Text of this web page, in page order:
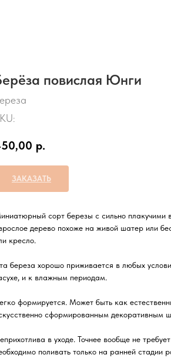
повислая Юнги
р.
ЗАКАЗАТЬ
сорт березы с сильно плакучими
дерево похоже на живой шатер или
кресло.
береза хорошо приживается в любых
и к влажным периодам.
формируется. Может быть как
сформированным декоративным
в уходе. Точнее вообще не
поливать только на ранней стадии